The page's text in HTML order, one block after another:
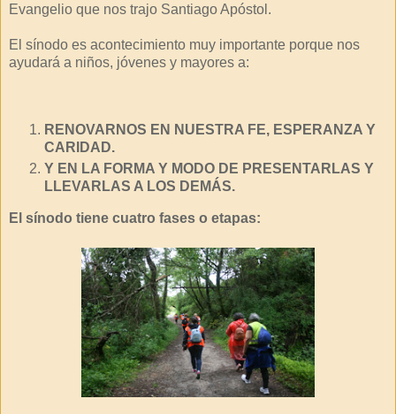
Evangelio que nos trajo Santiago Apóstol.
El sínodo es acontecimiento muy importante porque nos
ayudará a niños, jóvenes y mayores a:
RENOVARNOS EN NUESTRA FE, ESPERANZA Y
CARIDAD.
Y EN LA FORMA Y MODO DE PRESENTARLAS Y
LLEVARLAS A LOS DEMÁS.
El sínodo tiene cuatro fases o etapas: